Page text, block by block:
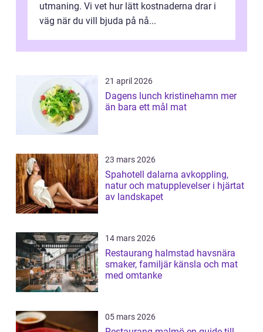
utmaning. Vi vet hur lätt kostnaderna drar i
väg när du vill bjuda på nå...
21 april 2026
Dagens lunch kristinehamn mer
än bara ett mål mat
23 mars 2026
Spahotell dalarna avkoppling,
natur och matupplevelser i hjärtat
av landskapet
14 mars 2026
Restaurang halmstad havsnära
smaker, familjär känsla och mat
med omtanke
05 mars 2026